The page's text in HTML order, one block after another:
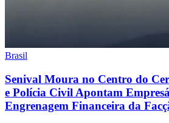
Brasil
Senival Moura no Centro do
e Polícia Civil Apontam
Engrenagem Financeira da